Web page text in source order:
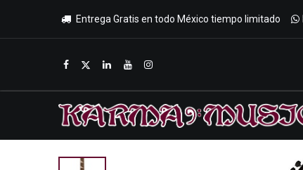
Entrega Gratis en todo México tiempo limitado
Inicio Tienda Promociones